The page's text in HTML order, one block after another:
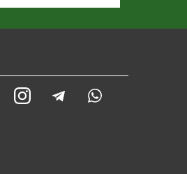
YoutubeInstagramTelegram